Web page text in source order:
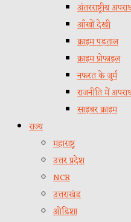
अंतरराष्ट्रीय
आँखों देखी
क्राइम पड़ताल
क्राइम प्रोफाइल
नफरत के जुर्म
राजनीति में
साइबर क्राइम
राज्य
महाराष्ट्र
उत्तर प्रदेश
NCR
उत्तराखंड
ओडिशा